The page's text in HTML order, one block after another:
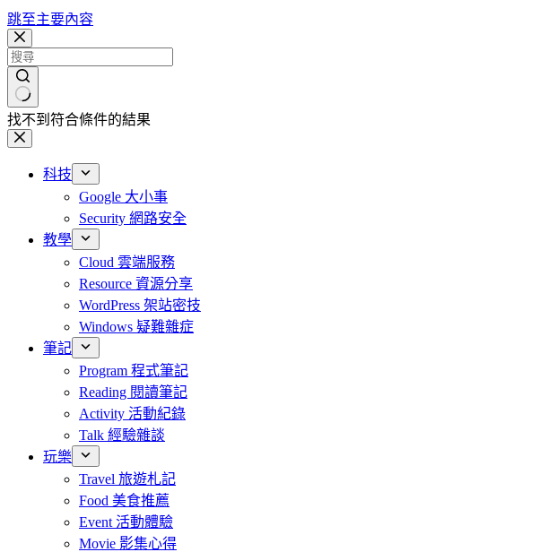
跳至主要內容
找不到符合條件的結果
科技
Google 大小事
Security 網路安全
教學
Cloud 雲端服務
Resource 資源分享
WordPress 架站密技
Windows 疑難雜症
筆記
Program 程式筆記
Reading 閱讀筆記
Activity 活動紀錄
Talk 經驗雜談
玩樂
Travel 旅遊札記
Food 美食推薦
Event 活動體驗
Movie 影集心得